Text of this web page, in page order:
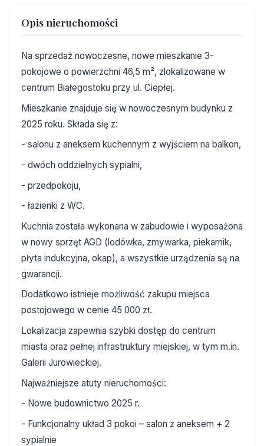
Opis nieruchomości
Na sprzedaż nowoczesne, nowe mieszkanie 3-
pokojowe o powierzchni 46,5 m², zlokalizowane w
centrum Białegostoku przy ul. Ciepłej.
Mieszkanie znajduje się w nowoczesnym budynku z
2025 roku. Składa się z:
- salonu z aneksem kuchennym z wyjściem na balkon,
- dwóch oddzielnych sypialni,
- przedpokoju,
- łazienki z WC.
Kuchnia została wykonana w zabudowie i wyposażona
w nowy sprzęt AGD (lodówka, zmywarka, piekarnik,
płyta indukcyjna, okap), a wszystkie urządzenia są na
gwarancji.
Dodatkowo istnieje możliwość zakupu miejsca
postojowego w cenie 45 000 zł.
Lokalizacja zapewnia szybki dostęp do centrum
miasta oraz pełnej infrastruktury miejskiej, w tym m.in.
Galerii Jurowieckiej.
Najważniejsze atuty nieruchomości:
- Nowe budownictwo 2025 r.
- Funkcjonalny układ 3 pokoi – salon z aneksem + 2
sypialnie